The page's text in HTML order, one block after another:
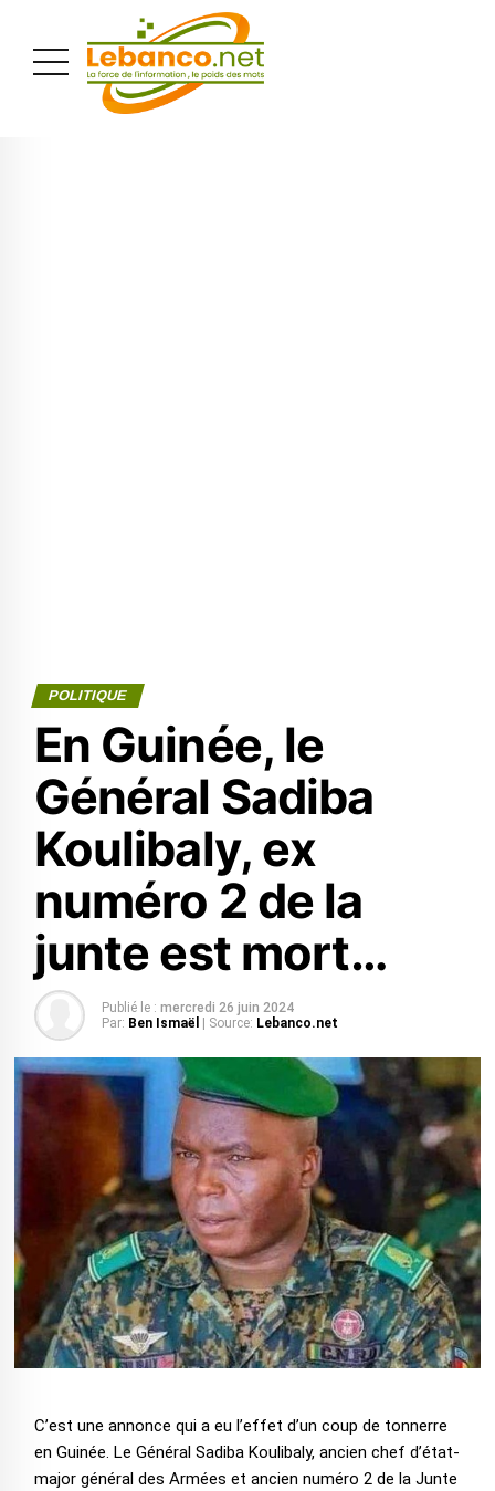
POLITIQUE
En Guinée, le
Général Sadiba
Koulibaly, ex
numéro 2 de la
junte est mort…
Publié le : mercredi 26 juin 2024
Par: Ben Ismaël | Source: Lebanco.net
C’est une annonce qui a eu l’effet d’un coup de tonnerre
en Guinée. Le Général Sadiba Koulibaly, ancien chef d’état-
major général des Armées et ancien numéro 2 de la Junte